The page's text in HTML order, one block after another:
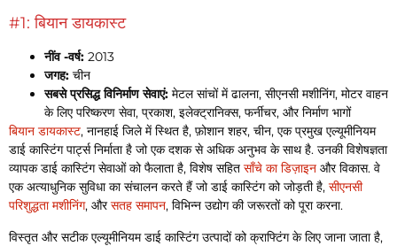
#1: बियान डायकास्ट
नींव -वर्ष: 2013
जगह: चीन
सबसे प्रसिद्ध विनिर्माण सेवाएं: मेटल सांचों में ढालना, सीएनसी मशीनिंग, मोटर वाहन
के लिए परिष्करण सेवा, प्रकाश, इलेक्ट्रानिक्स, फर्नीचर, और निर्माण भागों
बियान डायकास्ट, नानहाई जिले में स्थित है, फ़ोशान शहर, चीन, एक प्रमुख एल्यूमीनियम
डाई कास्टिंग पार्ट्स निर्माता है जो एक दशक से अधिक अनुभव के साथ है. उनकी विशेषज्ञता
व्यापक डाई कास्टिंग सेवाओं को फैलाता है, विशेष सहित साँचे का डिज़ाइन और विकास. वे
एक अत्याधुनिक सुविधा का संचालन करते हैं जो डाई कास्टिंग को जोड़ती है, सीएनसी
परिशुद्धता मशीनिंग, औरसतह समापन, विभिन्न उद्योग की जरूरतों को पूरा करना.
विस्तृत और सटीक एल्यूमीनियम डाई कास्टिंग उत्पादों को क्राफ्टिंग के लिए जाना जाता है,